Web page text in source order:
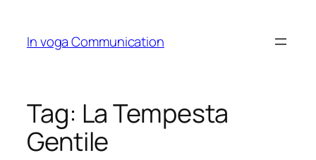
content
In voga Communication
Tag: La Tempesta
Gentile